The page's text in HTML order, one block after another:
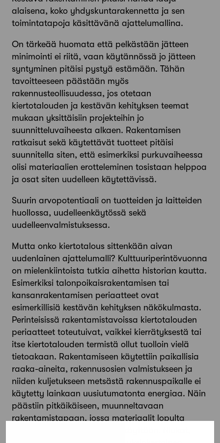
alaisena, koko yhdyskuntarakennetta ja sen
toimintatapoja käsittävänä ajattelumallina.
On tärkeää huomata että pelkästään jätteen
minimointi ei riitä, vaan käytännössä jo jätteen
syntyminen pitäisi pystyä estämään. Tähän
tavoitteeseen päästään myös
rakennusteollisuudessa, jos otetaan
kiertotalouden ja kestävän kehityksen teemat
mukaan yksittäisiin projekteihin jo
suunnitteluvaiheesta alkaen. Rakentamisen
ratkaisut sekä käytettävät tuotteet pitäisi
suunnitella siten, että esimerkiksi purkuvaiheessa
olisi materiaalien erotteleminen tosistaan helppoa
ja osat siten uudelleen käytettävissä.
Suurin arvopotentiaali on tuotteiden ja laitteiden
huollossa, uudelleenkäytössä sekä
uudelleenvalmistuksessa.
Mutta onko kiertotalous sittenkään aivan
uudenlainen ajattelumalli? Kulttuuriperintövuonna
on mielenkiintoista tutkia aihetta historian kautta.
Esimerkiksi talonpoikaisrakentamisen tai
kansanrakentamisen periaatteet ovat
esimerkillisiä kestävän kehityksen näkökulmasta.
Perinteisissä rakentamistavoissa kiertotalouden
periaatteet toteutuivat, vaikkei kierrätyksestä tai
itse kiertotalouden termistä ollut tuolloin vielä
tietoakaan. Rakentamiseen käytettiin paikallisia
raaka-aineita, rakennusosien valmistukseen ja
niiden kuljetukseen metsästä rakennuspaikalle ei
käytetty lainkaan uusiutumatonta energiaa. Näin
päästiin pitkäikäiseen, muunneltavaan
rakentamistapaan, jossa materiaalit lopulta